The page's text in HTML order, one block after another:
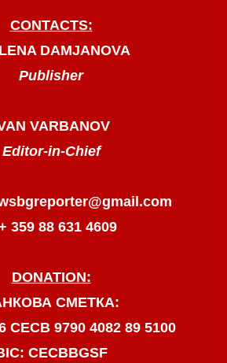
CONTACTS:
DAMJANOVA
Publisher
VARBANOV
Editor-in-Chief
359 88 631 4609
DONATION:
СМЕТКА:
CECB 9790 4082 89 5100
CECBBGSF